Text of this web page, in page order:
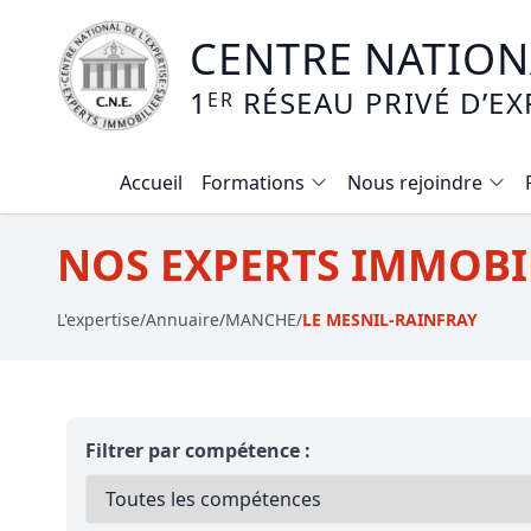
CENTRE
1 ER RÉSEAU PRIVÉ
Accueil
Formations
Formation expertise immobilière /
Expertise local commercial
Mise en copropriété
Expertise terrains agricoles,
Nous rejoindre
NOS EXPERTS
L'expertise/Annuaire/MANCHE/LE MESNIL-RAINFRAY
Filtrer par compétence :